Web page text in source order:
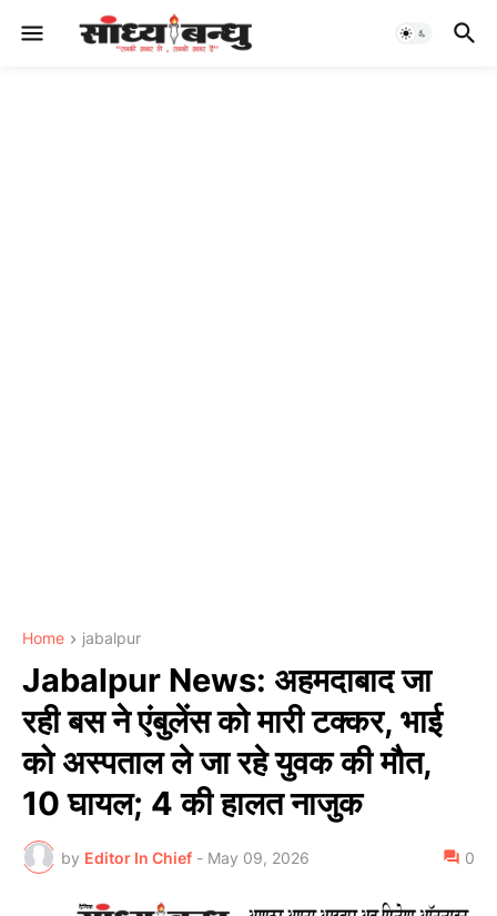
Home jabalpur
Jabalpur News: अहमदाबाद जा
रही बस ने एंबुलेंस को मारी टक्कर, भाई
को अस्पताल ले जा रहे युवक की मौत,
10 घायल; 4 की हालत नाजुक
by Editor In Chief - May 09, 2026 0